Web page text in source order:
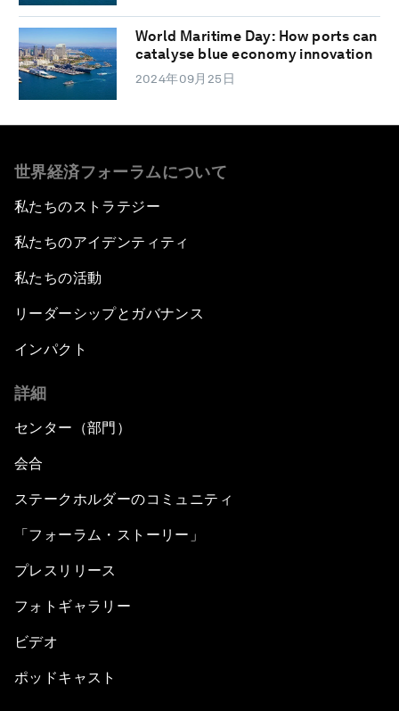
World Maritime Day: How ports can
catalyse blue economy innovation
2024年09月25日
世界経済フォーラムについて
私たちのストラテジー
私たちのアイデンティティ
私たちの活動
リーダーシップとガバナンス
インパクト
詳細
センター（部門）
会合
ステークホルダーのコミュニティ
「フォーラム・ストーリー」
プレスリリース
フォトギャラリー
ビデオ
ポッドキャスト